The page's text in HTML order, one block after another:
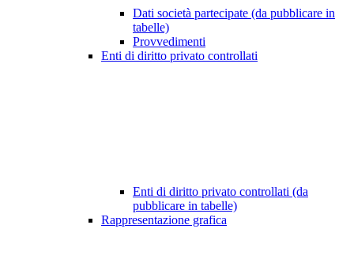
Dati società partecipate (da pubblicare in
tabelle)
Provvedimenti
Enti di diritto privato controllati
Enti di diritto privato controllati (da
pubblicare in tabelle)
Rappresentazione grafica